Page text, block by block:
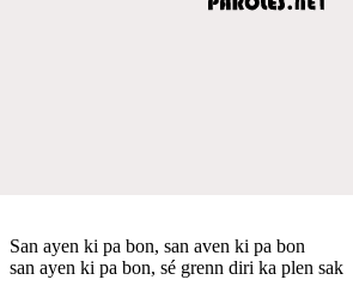
San ayen ki pa bon, san aven ki pa bon
san ayen ki pa bon, sé grenn diri ka plen sak